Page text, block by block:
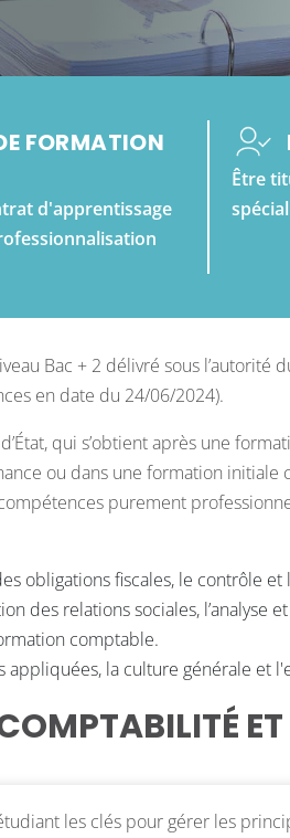
FORMATION
d'apprentissage
Être
Bac + 2 délivré sous
en date du 24/06/2024).
qui s’obtient après une
ou dans une formation
purement
obligations fiscales, le contrôle
des relations sociales, l’analyse
comptable.
appliquées, la culture générale et
les clés pour gérer les